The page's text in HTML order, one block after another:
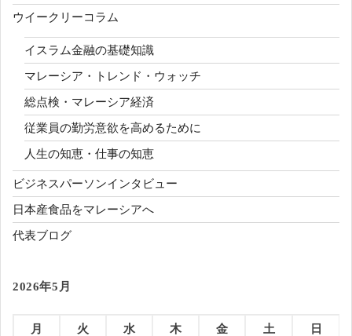
ウイークリーコラム
イスラム金融の基礎知識
マレーシア・トレンド・ウォッチ
総点検・マレーシア経済
従業員の勤労意欲を高めるために
人生の知恵・仕事の知恵
ビジネスパーソンインタビュー
日本産食品をマレーシアへ
代表ブログ
2026年5月
月 火 水 木 金 土 日